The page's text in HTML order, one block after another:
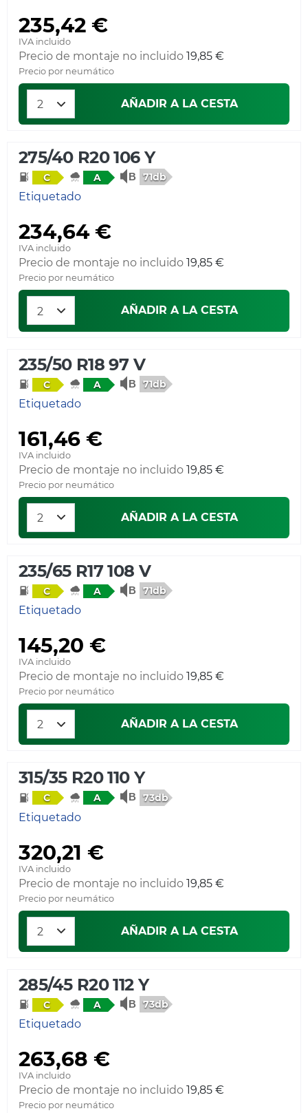
235,42 €
IVA incluido
Precio de montaje no incluido 19,85 €
Precio por neumático
AÑADIR A LA CESTA
275/40 R20 106 Y
C A 71db
Etiquetado
234,64 €
IVA incluido
Precio de montaje no incluido 19,85 €
Precio por neumático
AÑADIR A LA CESTA
235/50 R18 97 V
C A 71db
Etiquetado
161,46 €
IVA incluido
Precio de montaje no incluido 19,85 €
Precio por neumático
AÑADIR A LA CESTA
235/65 R17 108 V
C A 71db
Etiquetado
145,20 €
IVA incluido
Precio de montaje no incluido 19,85 €
Precio por neumático
AÑADIR A LA CESTA
315/35 R20 110 Y
C A 73db
Etiquetado
320,21 €
IVA incluido
Precio de montaje no incluido 19,85 €
Precio por neumático
AÑADIR A LA CESTA
285/45 R20 112 Y
C A 73db
Etiquetado
263,68 €
IVA incluido
Precio de montaje no incluido 19,85 €
Precio por neumático